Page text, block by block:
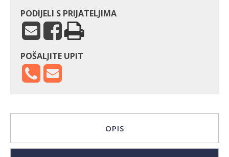
PODIJELI S PRIJATELJIMA
POŠALJITE UPIT
OPIS